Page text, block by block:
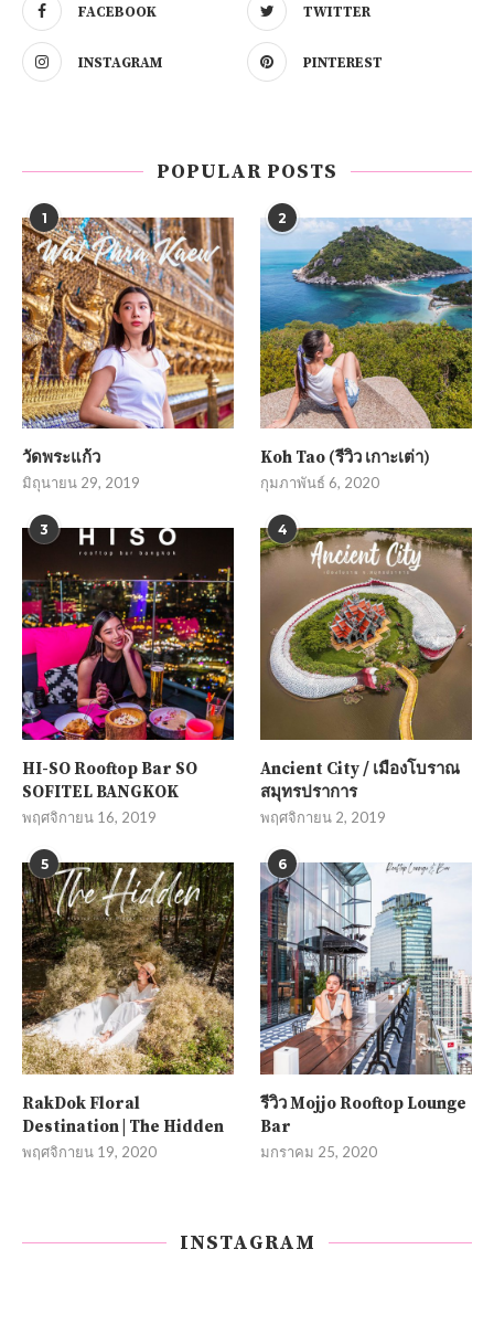
FACEBOOK TWITTER
INSTAGRAM PINTEREST
POPULAR POSTS
1
วัดพระแก้ว
มิถุนายน 29, 2019
2
Koh Tao (รีวิว เกาะเต่า)
กุมภาพันธ์ 6, 2020
3
HI-SO Rooftop Bar SO
SOFITEL BANGKOK
พฤศจิกายน 16, 2019
4
Ancient City / เมืองโบราณ
สมุทรปราการ
พฤศจิกายน 2, 2019
5
RakDok Floral
Destination | The Hidden
พฤศจิกายน 19, 2020
6
รีวิว Mojjo Rooftop Lounge
Bar
มกราคม 25, 2020
INSTAGRAM